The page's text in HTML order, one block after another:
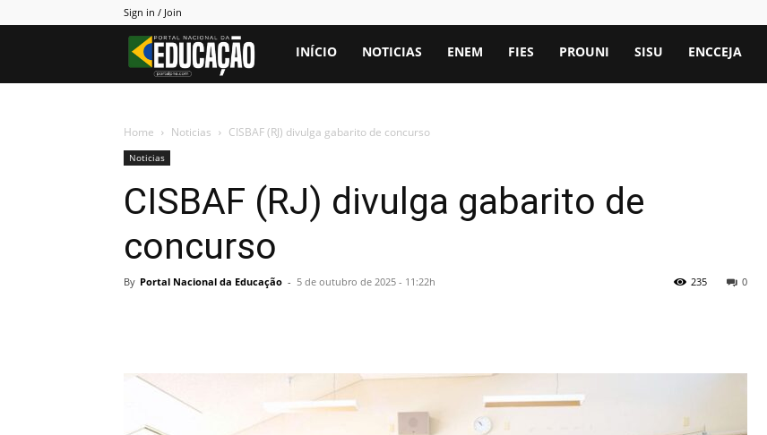
Sign in / Join
Portal
INÍCIO NOTICIAS ENEM FIES PROUNI SISU ENCCEJA
Home Noticias CISBAF (RJ) divulga gabarito de concurso
Noticias
CISBAF (RJ) divulga gabarito de
concurso
By Portal Nacional da Educação - 5 de outubro de 2025 - 11:22h 0
235